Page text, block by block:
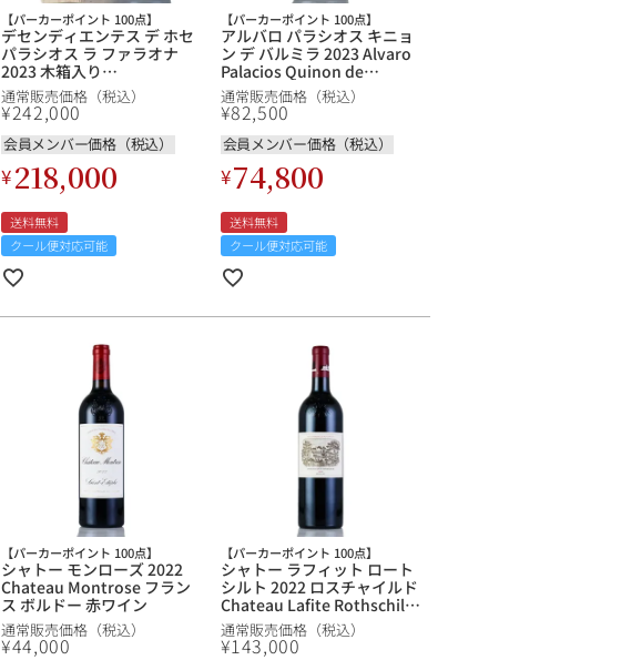
スクリーミング・
イーグル
【パーカーポイント 100点】
デセンディエンテス デ ホセ
パラシオス ラ ファラオナ
2023 木箱入り
Descendientes de
J.Palacios La Faraona スペ
イン 赤ワイン
通常販売価格（税込）
¥242,000
会員メンバー価格（税込）
¥218,000
送料無料
クール便対応可能
【パーカーポイント 100点】
アルバロ パラシオス キニョ
ン デ バルミラ 2023 Alvaro
Palacios Quinon de
Valmira スペイン 赤ワイン
通常販売価格（税込）
¥82,500
会員メンバー価格（税込）
¥74,800
送料無料
クール便対応可能
【パーカーポイント 100点】
シャトー モンローズ 2022
Chateau Montrose フラン
ス ボルドー 赤ワイン
通常販売価格（税込）
¥44,000
【パーカーポイント 100点】
シャトー ラフィット ロート
シルト 2022 ロスチャイルド
Chateau Lafite Rothschild
フランス ボルドー 赤ワイン
通常販売価格（税込）
¥143,000